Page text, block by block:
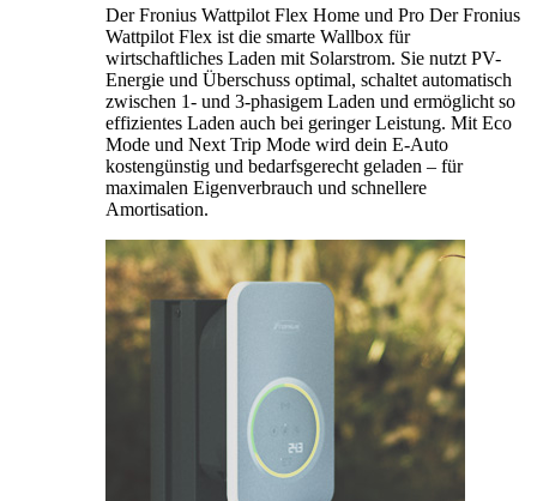
Der Fronius Wattpilot Flex Home und Pro Der Fronius
Wattpilot Flex ist die smarte Wallbox für
wirtschaftliches Laden mit Solarstrom. Sie nutzt PV-
Energie und Überschuss optimal, schaltet automatisch
zwischen 1- und 3-phasigem Laden und ermöglicht so
effizientes Laden auch bei geringer Leistung. Mit Eco
Mode und Next Trip Mode wird dein E-Auto
kostengünstig und bedarfsgerecht geladen – für
maximalen Eigenverbrauch und schnellere
Amortisation.